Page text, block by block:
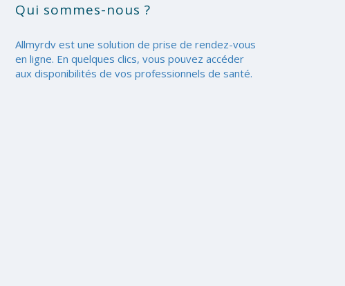
Qui sommes-nous ?
Allmyrdv est une solution de prise de rendez-vous
en ligne. En quelques clics, vous pouvez accéder
aux disponibilités de vos professionnels de santé.